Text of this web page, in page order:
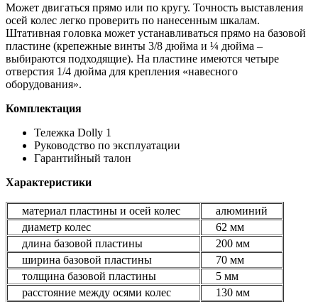
Может двигаться прямо или по кругу. Точность выставления
осей колес легко проверить по нанесенным шкалам.
Штативная головка может устанавливаться прямо на базовой
пластине (крепежные винты 3/8 дюйма и ¼ дюйма –
выбираются подходящие). На пластине имеются четыре
отверстия 1/4 дюйма для крепления «навесного
оборудования».
Комплектация
Тележка Dolly 1
Руководство по эксплуатации
Гарантийный талон
Характеристики
материал пластины и осей колес
алюминий
диаметр колес
62 мм
длина базовой пластины
200 мм
ширина базовой пластины
70 мм
толщина базовой пластины
5 мм
расстояние между осями колес
130 мм